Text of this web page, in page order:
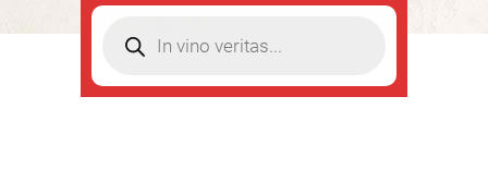
search